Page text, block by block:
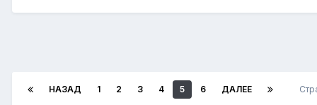
НАЗАД 1 2 3 4 5 6 ДАЛЕЕ